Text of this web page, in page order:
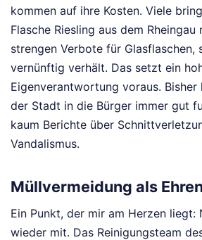
kommen auf ihre Kosten. Viele
Flasche Riesling aus dem
strengen Verbote für Glasflaschen,
vernünftig verhält. Das setzt ein
Eigenverantwortung voraus. Bisher
der Stadt in die Bürger immer gut
kaum Berichte über
Vandalismus.
Müllvermeidung als
Ein Punkt, der mir am Herzen liegt:
wieder mit. Das Reinigungsteam